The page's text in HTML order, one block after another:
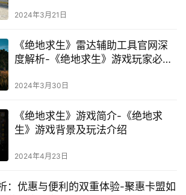
具
2024年3月21日
《绝地求生》雷达辅助工具官网深
度解析-《绝地求生》游戏玩家必
2024年3月30日
《绝地求生》游戏简介-《绝地求
生》游戏背景及玩法介绍
2024年4月23日
：优惠与便利的双重体验-聚惠卡盟如